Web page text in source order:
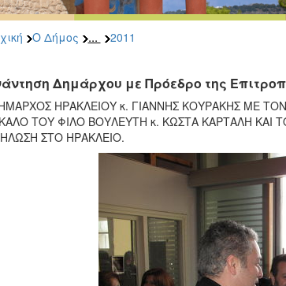
Ο Δήμος ... 2011
Δημάρχου με Πρόεδρο της
ΗΡΑΚΛΕΙΟΥ κ. ΓΙΑΝΝΗΣ ΚΟΥΡΑΚΗΣ ΜΕ
ΚΑΛΟ ΤΟΥ ΦΙΛΟ ΒΟΥΛΕΥΤΗ κ. ΚΩΣΤΑ ΚΑΡΤΑΛΗ ΚΑΙ
ΣΤΟ ΗΡΑΚΛΕΙΟ.